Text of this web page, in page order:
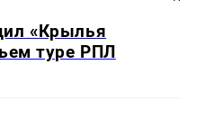
«Крылья
туре РПЛ